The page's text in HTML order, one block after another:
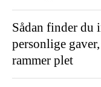
Sådan finder du
personlige
rammer plet